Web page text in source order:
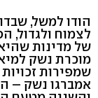
הודו למשל,
לצמוח
של מדינות
מוכרת נשק
שמפירות
אמברגו נשק –